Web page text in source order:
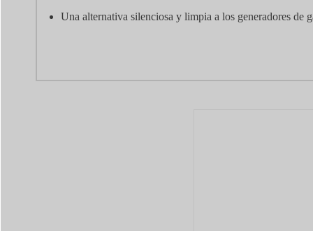
Una alternativa silenciosa y limpia a los generadores de